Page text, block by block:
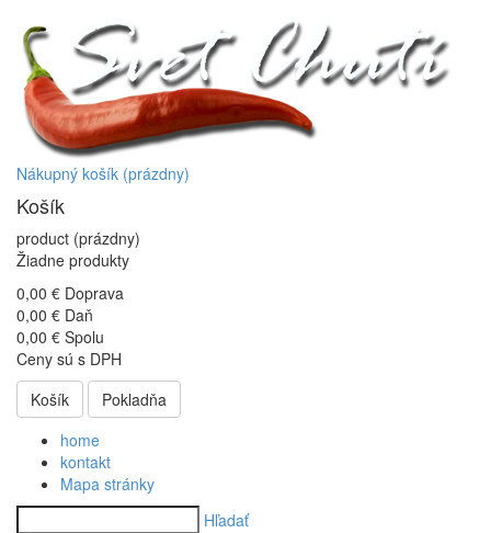
Nákupný košík (prázdny)
Košík
product (prázdny)
Žiadne produkty
0,00 € Doprava
0,00 € Daň
0,00 € Spolu
Ceny sú s DPH
Košík
Pokladňa
home
kontakt
Mapa stránky
Hľadať